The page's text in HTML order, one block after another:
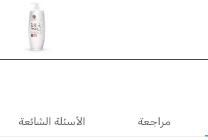
مراجعة الأسئلة الشائعة